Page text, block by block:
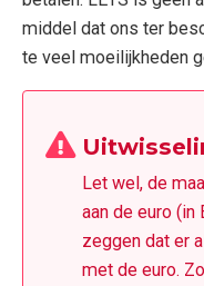
middel dat ons ter
te veel moeilijkheden
Let wel, de
aan de euro (in
zeggen dat er
met de euro.